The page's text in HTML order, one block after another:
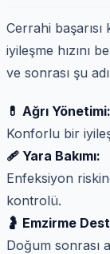
Cerrahi başarısı
iyileşme hızını
ve sonrası şu
💊 Ağrı Yönetimi:
Konforlu bir
🩹 Yara Bakımı:
Enfeksiyon
kontrolü.
🤰 Emzirme
Doğum sonrası